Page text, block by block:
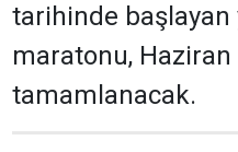
tarihinde başlayan
maratonu, Haziran
tamamlanacak.